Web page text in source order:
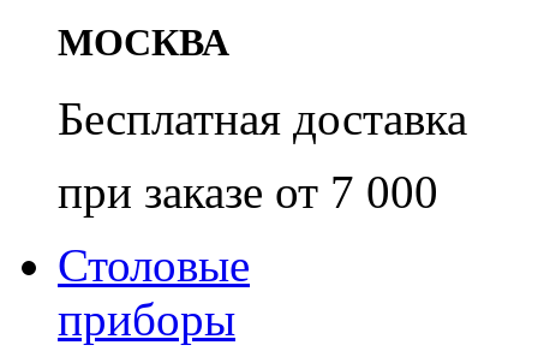
МОСКВА
Бесплатная доставка
при заказе от 7 000
Столовые
приборы